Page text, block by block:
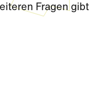
Fragen gibt